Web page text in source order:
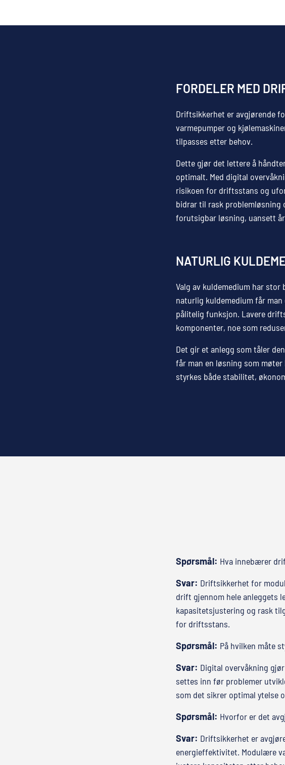
FORDELER MED
Driftsikkerhet er avgjørende
varmepumper og
tilpasses etter behov.
Dette gjør det lettere å
optimalt. Med digital
risikoen for driftsstans og
bidrar til rask problemløsning
forutsigbar løsning, uansett
NATURLIG
Valg av kuldemedium har
naturlig kuldemedium får
pålitelig funksjon. Lavere
komponenter, noe som
Det gir et anlegg som tåler
får man en løsning som
styrkes både stabilitet,
Spørsmål: Hva innebærer
Svar: Driftsikkerhet for
drift gjennom hele anleggets
kapasitetsjustering og rask
for driftsstans.
Spørsmål: På hvilken måte
Svar: Digital overvåkning
settes inn før problemer
som det sikrer optimal ytelse
Spørsmål: Hvorfor er det
Svar: Driftsikkerhet er
energieffektivitet. Modulære